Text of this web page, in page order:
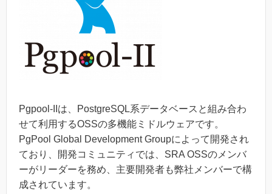
Pgpool-IIは、PostgreSQL系データベースと組み合わ
せて利用するOSSの多機能ミドルウェアです。
PgPool Global Development Groupによって開発され
ており、開発コミュニティでは、SRA OSSのメンバ
ーがリーダーを務め、主要開発者も弊社メンバーで構
成されています。